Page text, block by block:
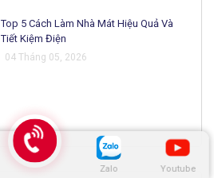
Zalo Youtube
Top 5 Cách Làm Nhà Mát Hiệu Quả Và
Tiết Kiệm Điện
04 Tháng 05, 2026